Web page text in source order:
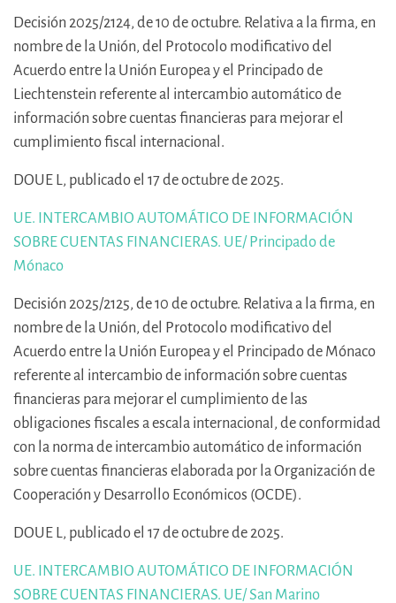
Decisión 2025/2124, de 10 de octubre. Relativa a la firma, en
nombre de la Unión, del Protocolo modificativo del
Acuerdo entre la Unión Europea y el Principado de
Liechtenstein referente al intercambio automático de
información sobre cuentas financieras para mejorar el
cumplimiento fiscal internacional.
DOUE L, publicado el 17 de octubre de 2025.
UE. INTERCAMBIO AUTOMÁTICO DE INFORMACIÓN
SOBRE CUENTAS FINANCIERAS. UE/ Principado de
Mónaco
Decisión 2025/2125, de 10 de octubre. Relativa a la firma, en
nombre de la Unión, del Protocolo modificativo del
Acuerdo entre la Unión Europea y el Principado de Mónaco
referente al intercambio de información sobre cuentas
financieras para mejorar el cumplimiento de las
obligaciones fiscales a escala internacional, de conformidad
con la norma de intercambio automático de información
sobre cuentas financieras elaborada por la Organización de
Cooperación y Desarrollo Económicos (OCDE).
DOUE L, publicado el 17 de octubre de 2025.
UE. INTERCAMBIO AUTOMÁTICO DE INFORMACIÓN
SOBRE CUENTAS FINANCIERAS. UE/ San Marino